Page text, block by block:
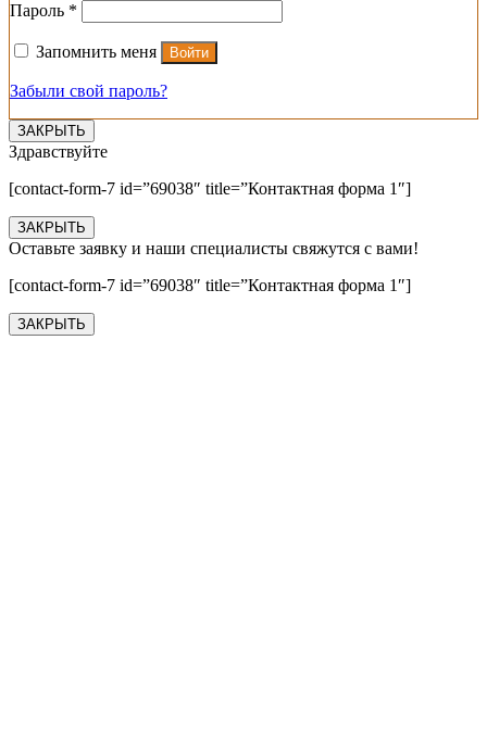
Пароль *
Запомнить меня Войти
Забыли свой пароль?
ЗАКРЫТЬ
Здравствуйте
[contact-form-7 id=”69038″ title=”Контактная форма 1″]
ЗАКРЫТЬ
Оставьте заявку и наши специалисты свяжутся с вами!
[contact-form-7 id=”69038″ title=”Контактная форма 1″]
ЗАКРЫТЬ